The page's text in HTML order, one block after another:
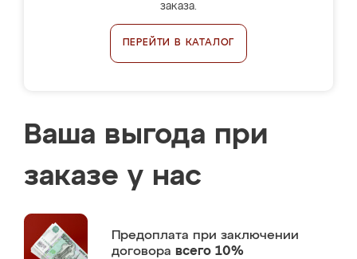
заказа.
ПЕРЕЙТИ В КАТАЛОГ
Ваша выгода при
заказе у нас
Предоплата при заключении
договора всего 10%